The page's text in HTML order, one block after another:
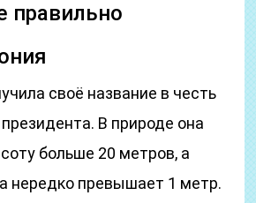
правильно
своё название в честь
В природе она
больше 20 метров, а
нередко превышает 1 метр.